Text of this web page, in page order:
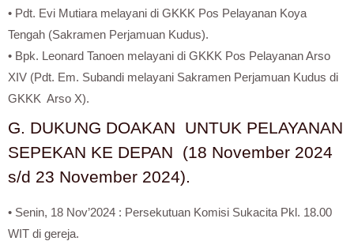
• Pdt. Evi Mutiara melayani di GKKK Pos Pelayanan Koya
Tengah (Sakramen Perjamuan Kudus).
• Bpk. Leonard Tanoen melayani di GKKK Pos Pelayanan Arso
XIV (Pdt. Em. Subandi melayani Sakramen Perjamuan Kudus di
GKKK Arso X).
G. DUKUNG DOAKAN UNTUK PELAYANAN
SEPEKAN KE DEPAN (18 November 2024
s/d 23 November 2024).
• Senin, 18 Nov’2024 : Persekutuan Komisi Sukacita Pkl. 18.00
WIT di gereja.